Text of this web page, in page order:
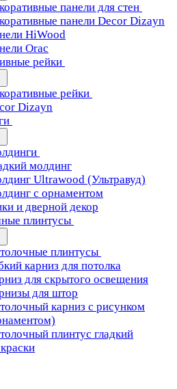
панели для стен
панели Decor Dizayn
HiWood
Orac
рейки
рейки
Dizayn
молдинг
Ultrawood (Ультравуд)
с орнаментом
и дверной декор
плинтусы
плинтусы
карниз для потолка
для скрытого освещения
для штор
карниз с рисунком
плинтус гладкий